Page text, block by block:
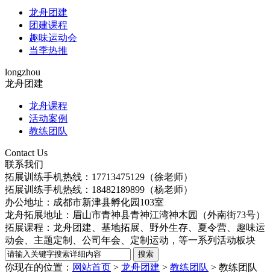
龙舟团建
团建课程
趣味运动会
当季热推
longzhou
龙舟团建
龙舟课程
活动案例
教练团队
Contact Us
联系我们
拓展训练手机热线：17713475129（徐老师）
拓展训练手机热线： 18482189899（杨老师）
办公地址：成都市新津县孵化园103室
龙舟拓展地址：眉山市青神县青神江湾神木园（外南街73号）
拓展课程：龙舟团建、基地拓展、野外生存、夏令营、趣味运
动会、主题定制、公司年会、定制运动，等一系列活动板块
你现在的位置： 网站首页 > 龙舟团建 > 教练团队 > 教练团队